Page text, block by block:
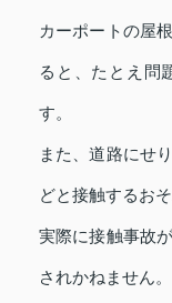
カーポートの屋
ると、たとえ問
す。
また、道路にせ
どと接触するお
実際に接触事故
されかねません。